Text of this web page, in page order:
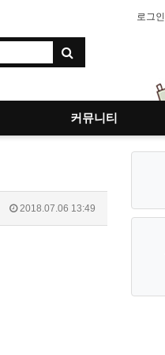
로그인
커뮤니티
2018.07.06 13:49